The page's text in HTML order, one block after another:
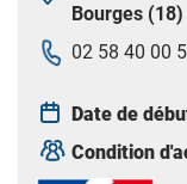
Bourges (18)
02 58 40 00
Date de
Condition